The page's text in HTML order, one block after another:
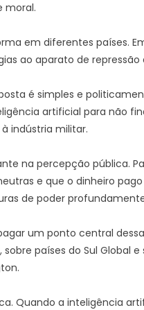
moral.
em diferentes países.
ao aparato de repressão
é simples e
artificial para não
indústria militar.
na percepção pública.
e que o dinheiro
de poder
um ponto central
países do Sul Global
Quando a inteligência